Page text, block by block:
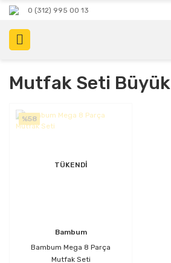
0 (312) 995 00 13
Mutfak Seti Büyük
%58
TÜKENDİ
Bambum
Bambum Mega 8 Parça
Mutfak Seti